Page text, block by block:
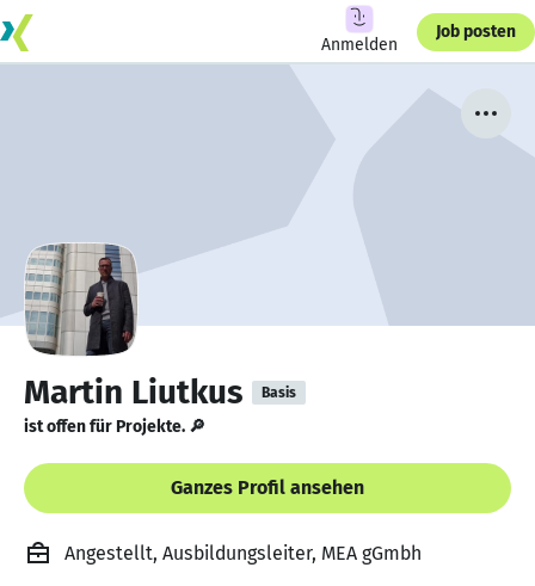
Anmelden
Job posten
Martin Liutkus Basis
ist offen für Projekte. 🔎
Ganzes Profil ansehen
Angestellt, Ausbildungsleiter, MEA gGmbh